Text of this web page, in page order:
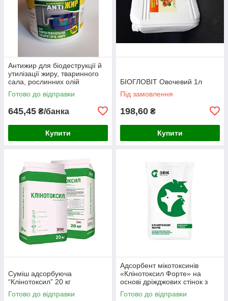
Антижир для біодеструкції й
утилізації жиру, тваринного
сала, рослинних олій
Готово до відправки
645,45 ₴/банка
Купити
БІОГЛОВІТ Овочевий 1л
Під замовлення
198,60 ₴
Купити
Суміш адсорбуюча
“Клінотоксил” 20 кг
Готово до відправки
Адсорбент мікотоксинів
«Клінотоксил Форте» на
основі дріжджових стінок з
гепатопротектором 20 кг
Готово до відправки